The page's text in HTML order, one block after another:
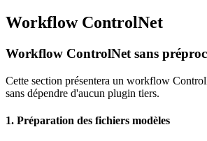
Workflow ControlNet
Workflow ControlNet sans
Cette section présentera un workflow
sans dépendre d'aucun plugin tiers.
1. Préparation des fichiers modèles